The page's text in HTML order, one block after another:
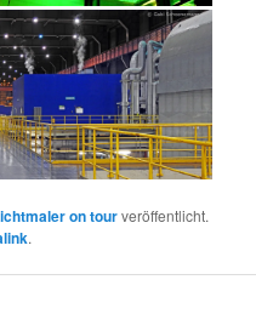
on tourveröffentlicht.
.